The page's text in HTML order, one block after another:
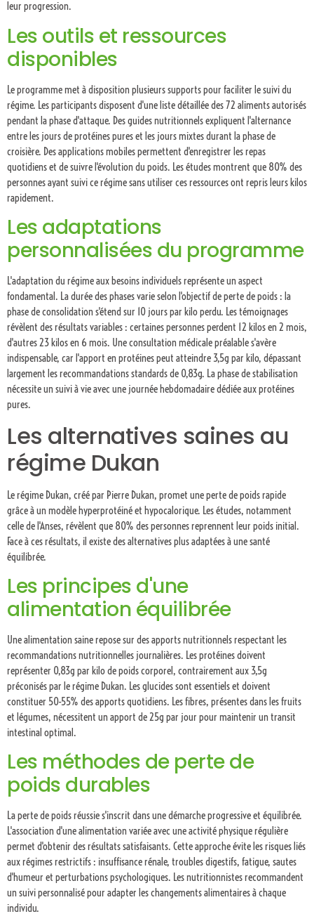
leur progression.
Les outils et ressources
disponibles
Le programme met à disposition plusieurs supports pour faciliter le suivi du
régime. Les participants disposent d'une liste détaillée des 72 aliments autorisés
pendant la phase d'attaque. Des guides nutritionnels expliquent l'alternance
entre les jours de protéines pures et les jours mixtes durant la phase de
croisière. Des applications mobiles permettent d'enregistrer les repas
quotidiens et de suivre l'évolution du poids. Les études montrent que 80% des
personnes ayant suivi ce régime sans utiliser ces ressources ont repris leurs kilos
rapidement.
Les adaptations
personnalisées du programme
L'adaptation du régime aux besoins individuels représente un aspect
fondamental. La durée des phases varie selon l'objectif de perte de poids : la
phase de consolidation s'étend sur 10 jours par kilo perdu. Les témoignages
révèlent des résultats variables : certaines personnes perdent 12 kilos en 2 mois,
d'autres 23 kilos en 6 mois. Une consultation médicale préalable s'avère
indispensable, car l'apport en protéines peut atteindre 3,5g par kilo, dépassant
largement les recommandations standards de 0,83g. La phase de stabilisation
nécessite un suivi à vie avec une journée hebdomadaire dédiée aux protéines
pures.
Les alternatives saines au
régime Dukan
Le régime Dukan, créé par Pierre Dukan, promet une perte de poids rapide
grâce à un modèle hyperprotéiné et hypocalorique. Les études, notamment
celle de l'Anses, révèlent que 80% des personnes reprennent leur poids initial.
Face à ces résultats, il existe des alternatives plus adaptées à une santé
équilibrée.
Les principes d'une
alimentation équilibrée
Une alimentation saine repose sur des apports nutritionnels respectant les
recommandations nutritionnelles journalières. Les protéines doivent
représenter 0,83g par kilo de poids corporel, contrairement aux 3,5g
préconisés par le régime Dukan. Les glucides sont essentiels et doivent
constituer 50-55% des apports quotidiens. Les fibres, présentes dans les fruits
et légumes, nécessitent un apport de 25g par jour pour maintenir un transit
intestinal optimal.
Les méthodes de perte de
poids durables
La perte de poids réussie s'inscrit dans une démarche progressive et équilibrée.
L'association d'une alimentation variée avec une activité physique régulière
permet d'obtenir des résultats satisfaisants. Cette approche évite les risques liés
aux régimes restrictifs : insuffisance rénale, troubles digestifs, fatigue, sautes
d'humeur et perturbations psychologiques. Les nutritionnistes recommandent
un suivi personnalisé pour adapter les changements alimentaires à chaque
individu.